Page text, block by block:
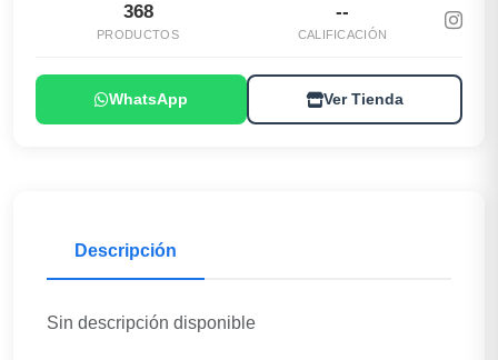
368
PRODUCTOS
--
CALIFICACIÓN
WhatsApp Ver Tienda
Descripción
Sin descripción disponible